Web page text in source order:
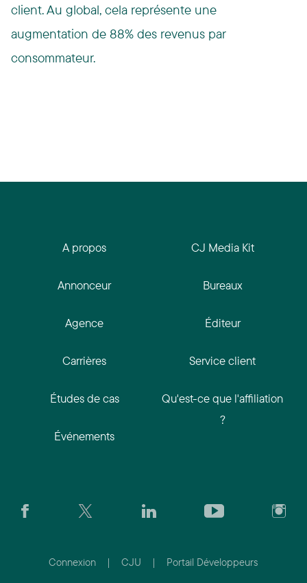
client. Au global, cela représente une
augmentation de 88% des revenus par
consommateur.
A propos
Annonceur
Agence
Carrières
Études de cas
Événements
CJ Media Kit
Bureaux
Éditeur
Service client
Qu'est-ce que l'affiliation
?
Connexion | CJU | Portail Développeurs